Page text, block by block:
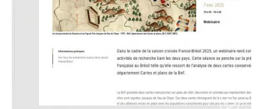
(video)